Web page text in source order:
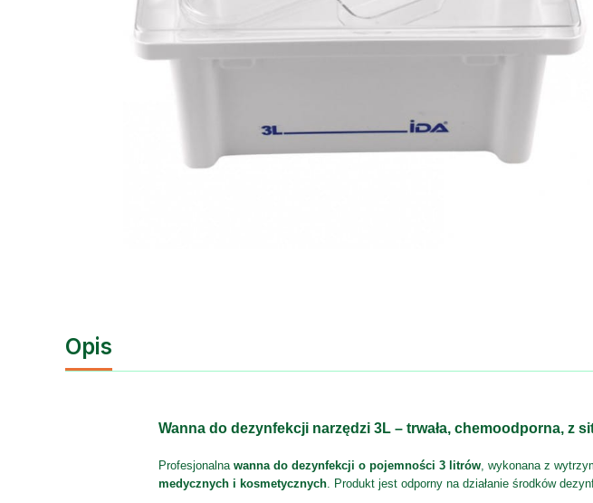
Opis
Wanna do dezynfekcji narzędzi 3L – trwała, chemoodporna, z
Profesjonalna wanna do dezynfekcji o pojemności 3 litrów, wykonana z
medycznych i kosmetycznych. Produkt jest odporny na działanie środków